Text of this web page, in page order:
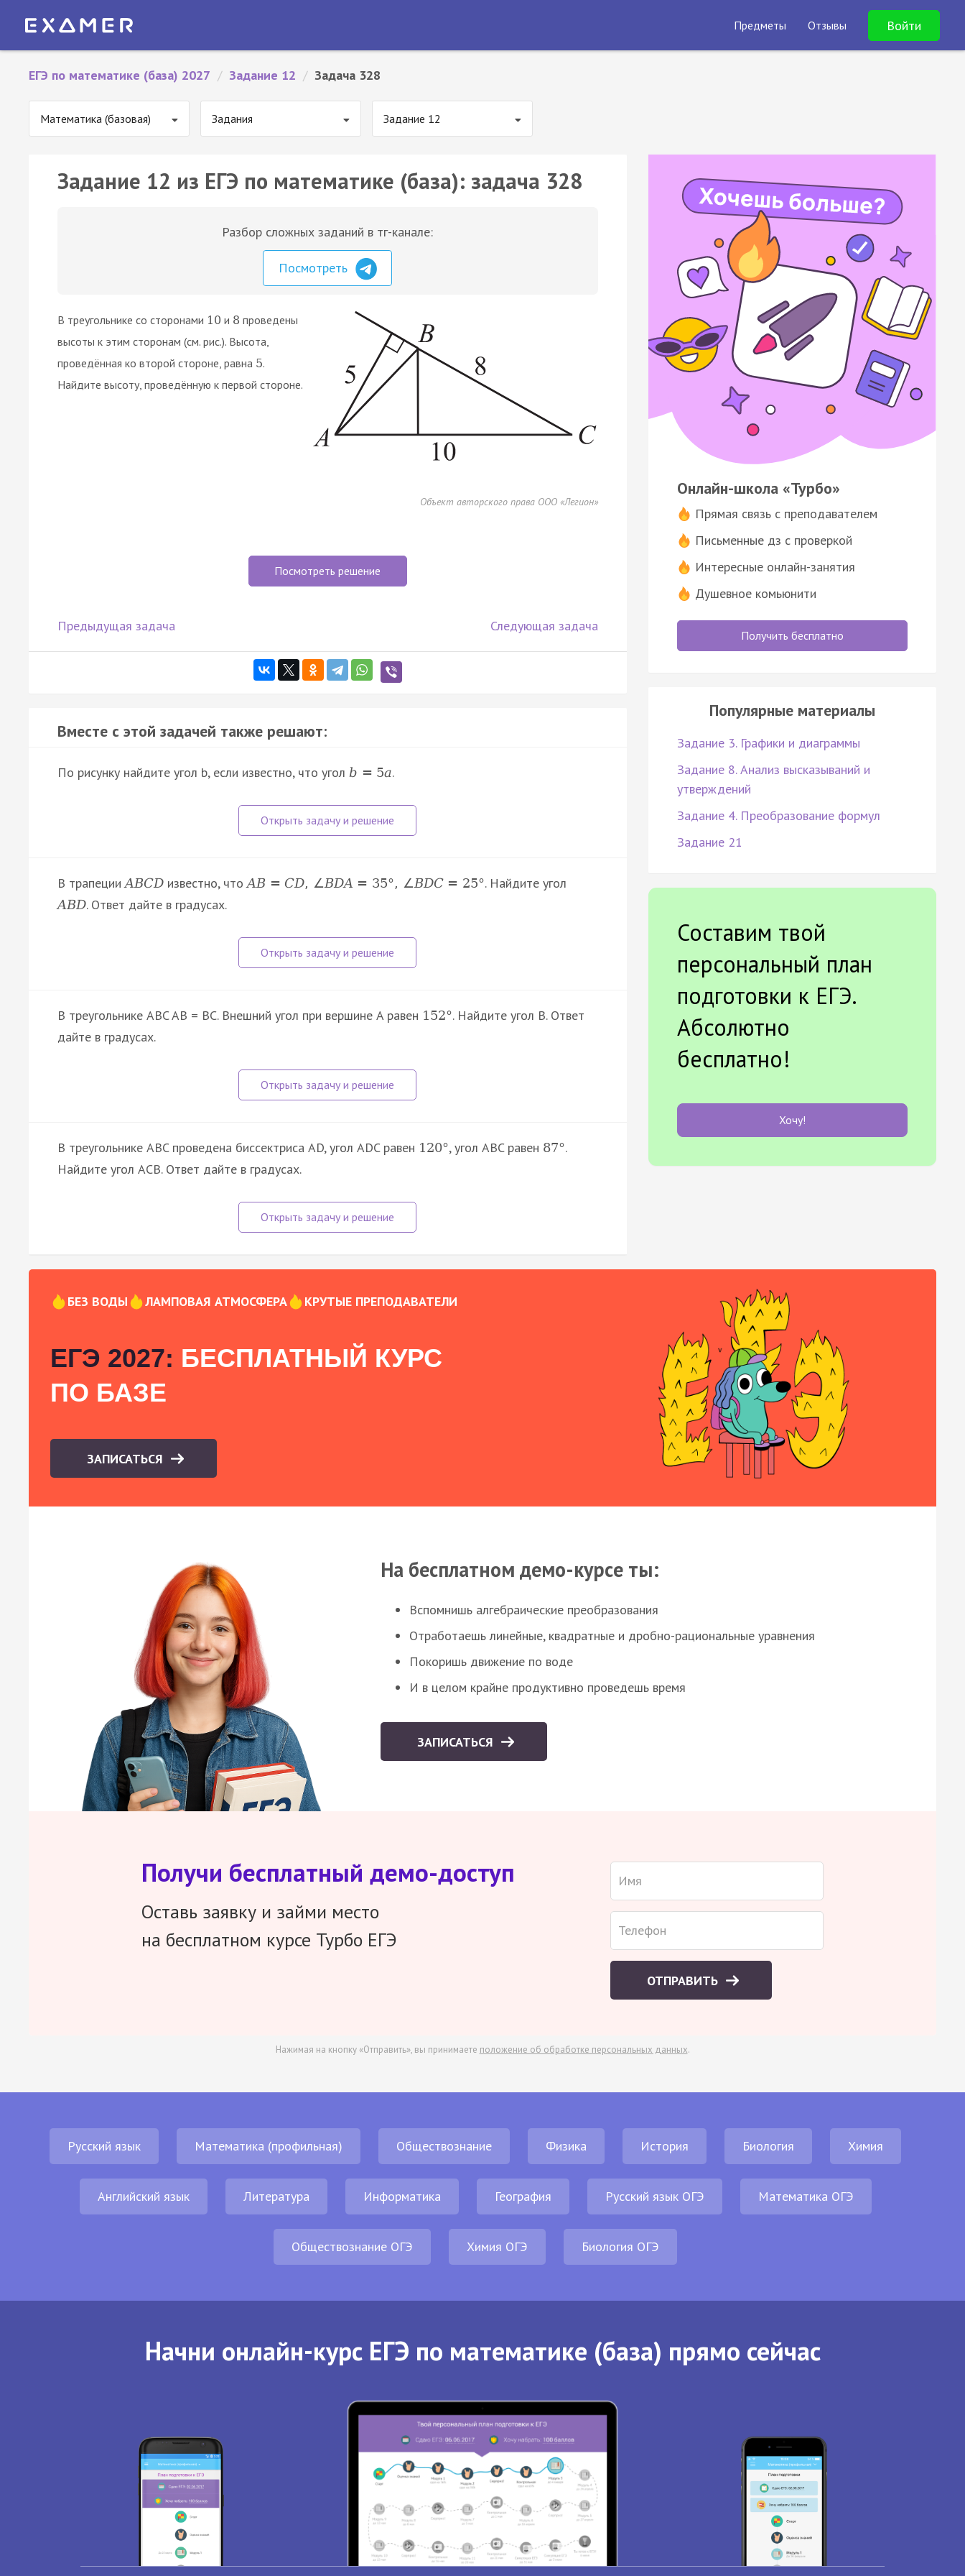
Предметы Отзывы Войти
ЕГЭ по математике (база) 2027 / Задание 12 / Задача 328
Математика (базовая) Задания Задание 12
Задание 12 из ЕГЭ по математике (база): задача 328
Разбор сложных заданий в тг-канале:
Посмотреть
В треугольнике со сторонами 10 и 8 проведены
высоты к этим сторонам (см. рис.). Высота,
проведённая ко второй стороне, равна 5.
Найдите высоту, проведённую к первой стороне.
Объект авторского права ООО «Легион»
Посмотреть решение
Предыдущая задача Следующая задача
Вместе с этой задачей также решают:
По рисунку найдите угол b, если известно, что угол b = 5a.
В трапецииABCD известно, чтоAB = CD, ∠BDA = 35°, ∠BDC = 25°. Найдите угол
ABD. Ответ дайте в градусах.
В треугольнике ABC AB = BC. Внешний угол при вершине A равен 152°. Найдите угол B. Ответ
дайте в градусах.
В треугольнике ABC проведена биссектриса AD, угол ADC равен 120°, угол ABC равен 87°.
Найдите угол ACB. Ответ дайте в градусах.
Онлайн-школа «Турбо»
Прямая связь с преподавателем
Письменные дз с проверкой
Интересные онлайн-занятия
Душевное комьюнити
Получить бесплатно
Популярные материалы
Задание 3. Графики и диаграммы
Задание 8. Анализ высказываний и
утверждений
Задание 4. Преобразование формул
Задание 21
Составим твой
персональный план
подготовки к ЕГЭ.
Абсолютно
бесплатно!
Хочу!
БЕЗ ВОДЫ ЛАМПОВАЯ АТМОСФЕРА КРУТЫЕ ПРЕПОДАВАТЕЛИ
ЕГЭ 2027: БЕСПЛАТНЫЙ КУРС
ПО БАЗЕ
ЗАПИСАТЬСЯ
На бесплатном демо-курсе ты:
Вспомнишь алгебраические преобразования
Отработаешь линейные, квадратные и дробно-рациональные уравнения
Покоришь движение по воде
И в целом крайне продуктивно проведешь время
ЗАПИСАТЬСЯ
Получи бесплатный демо-доступ
Оставь заявку и займи место
на бесплатном курсе Турбо ЕГЭ
ОТПРАВИТЬ
Нажимая на кнопку «Отправить», вы принимаете положение об обработке персональных данных.
Русский язык Математика (профильная) Обществознание Физика История Биология Химия
Английский язык Литература Информатика География Русский язык ОГЭ Математика ОГЭ
Обществознание ОГЭ Химия ОГЭ Биология ОГЭ
Начни онлайн-курс ЕГЭ по математике (база) прямо сейчас